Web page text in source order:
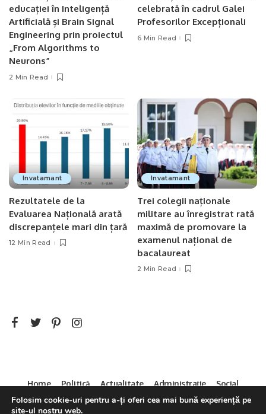
educației în Inteligență
Artificială și Brain Signal
Engineering prin proiectul
„From Algorithms to
Neurons”
2 Min Read
celebrată în cadrul Galei
Profesorilor Excepționali
6 Min Read
Invatamant
Rezultatele de la
Evaluarea Națională arată
discrepanțele mari din țară
12 Min Read
Invatamant
Trei colegii naționale
militare au înregistrat rată
maximă de promovare la
examenul național de
bacalaureat
2 Min Read
Home Politică Actualitate Administrație
Social
Sport
Mica Publicitate Servicii
Contact
Folosim cookie-uri pentru a-ți oferi cea mai bună experiență pe
site-ul nostru web.